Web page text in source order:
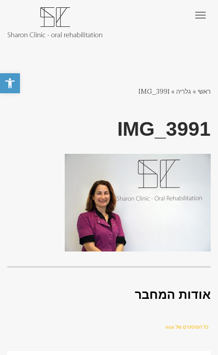
פתח
תפריט
ראשי » גלריה »
IMG_3991
IMG_3991
אודות המחבר
כל הפוסטים של noa